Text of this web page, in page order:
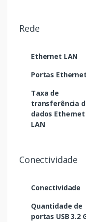
Rede
Ethernet LAN
Portas Ethernet
Taxa de
transferência
dados Ethernet
LAN
Conectividade
Conectividade
Quantidade de
portas USB 3.2